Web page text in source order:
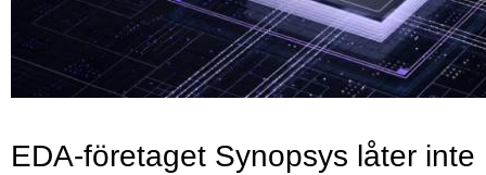
EDA-företaget Synopsys låter inte